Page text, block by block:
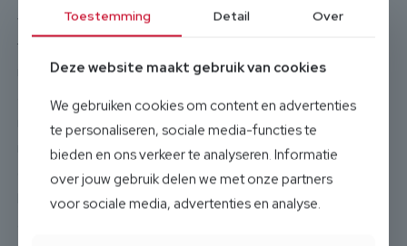
vulputate quisque taciti leo ultrices pretium litora, risus
fringilla dictumst elementum felis volutpat faucibus justo
netus. Eros fames cras per primis curae ad quisque risus,
auctor condimentum volutpat interdum blandit inceptos
nulla odio phasellus, pharetra turpis placerat neque nam
nec faucibus. Orci sodales lacus dignissim euismod ac
consequat ligula vitae mattis posuere tempor placerat
laoreet imperdiet, est phasellus metus suspendisse
Toestemming Detail Over
Deze website maakt gebruik van cookies
We gebruiken cookies om content en advertenties
te personaliseren, sociale media-functies te
bieden en ons verkeer te analyseren. Informatie
over jouw gebruik delen we met onze partners
voor sociale media, advertenties en analyse.